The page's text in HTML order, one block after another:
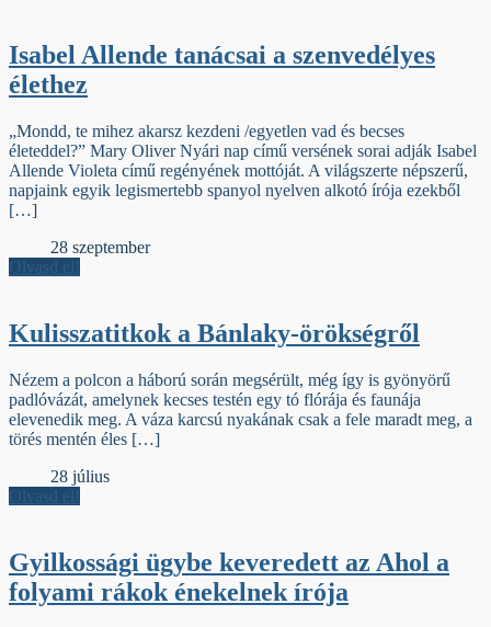
Isabel Allende tanácsai a szenvedélyes
élethez
„Mondd, te mihez akarsz kezdeni /egyetlen vad és becses
életeddel?” Mary Oliver Nyári nap című versének sorai adják Isabel
Allende Violeta című regényének mottóját. A világszerte népszerű,
napjaink egyik legismertebb spanyol nyelven alkotó írója ezekből
[…]
28 szeptember
Olvasd el!
Kulisszatitkok a Bánlaky-örökségről
Nézem a polcon a háború során megsérült, még így is gyönyörű
padlóvázát, amelynek kecses testén egy tó flórája és faunája
elevenedik meg. A váza karcsú nyakának csak a fele maradt meg, a
törés mentén éles […]
28 július
Olvasd el!
Gyilkossági ügybe keveredett az Ahol a
folyami rákok énekelnek írója